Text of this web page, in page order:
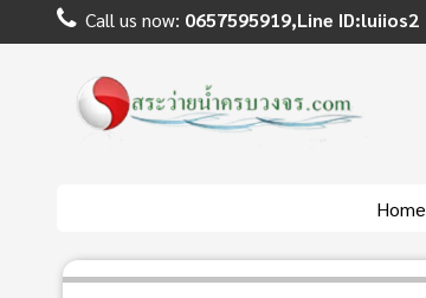
Call us now: 0657595919,Line ID:luiios2
Home